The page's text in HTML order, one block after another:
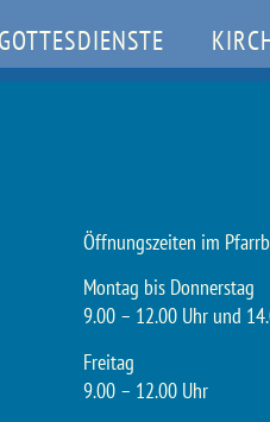
GOTTESDIENSTE
Öffnungszeiten im
Montag bis Donnerstag
9.00 – 12.00 Uhr und
Freitag
9.00 – 12.00 Uhr